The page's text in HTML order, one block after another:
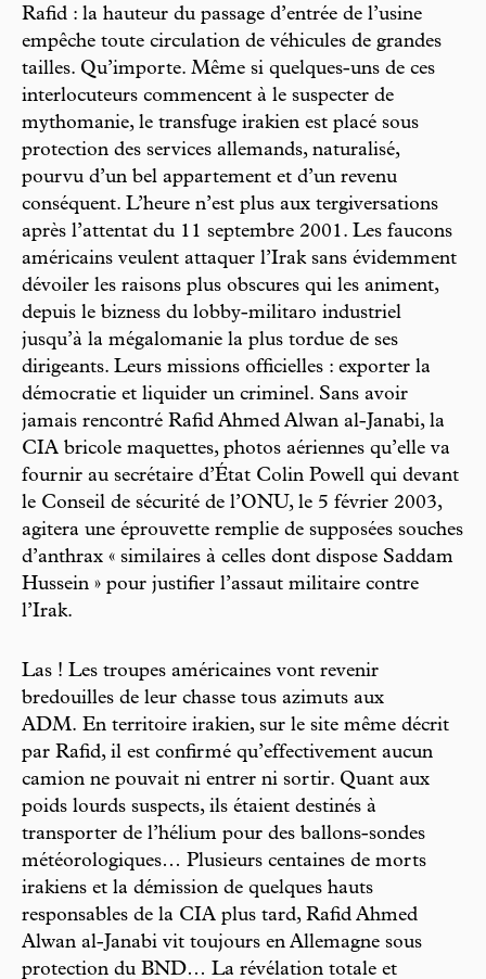
Rafid : la hauteur du passage d’entrée de l’usine
empêche toute circulation de véhicules de grandes
tailles. Qu’importe. Même si quelques-uns de ces
interlocuteurs commencent à le suspecter de
mythomanie, le transfuge irakien est placé sous
protection des services allemands, naturalisé,
pourvu d’un bel appartement et d’un revenu
conséquent. L’heure n’est plus aux tergiversations
après l’attentat du 11 septembre 2001. Les faucons
américains veulent attaquer l’Irak sans évidemment
dévoiler les raisons plus obscures qui les animent,
depuis le bizness du lobby-militaro industriel
jusqu’à la mégalomanie la plus tordue de ses
dirigeants. Leurs missions officielles : exporter la
démocratie et liquider un criminel. Sans avoir
jamais rencontré Rafid Ahmed Alwan al-Janabi, la
CIA bricole maquettes, photos aériennes qu’elle va
fournir au secrétaire d’État Colin Powell qui devant
le Conseil de sécurité de l’ONU, le 5 février 2003,
agitera une éprouvette remplie de supposées souches
d’anthrax « similaires à celles dont dispose Saddam
Hussein » pour justifier l’assaut militaire contre
l’Irak.
Las ! Les troupes américaines vont revenir
bredouilles de leur chasse tous azimuts aux
ADM. En territoire irakien, sur le site même décrit
par Rafid, il est confirmé qu’effectivement aucun
camion ne pouvait ni entrer ni sortir. Quant aux
poids lourds suspects, ils étaient destinés à
transporter de l’hélium pour des ballons-sondes
météorologiques… Plusieurs centaines de morts
irakiens et la démission de quelques hauts
responsables de la CIA plus tard, Rafid Ahmed
Alwan al-Janabi vit toujours en Allemagne sous
protection du BND… La révélation totale et